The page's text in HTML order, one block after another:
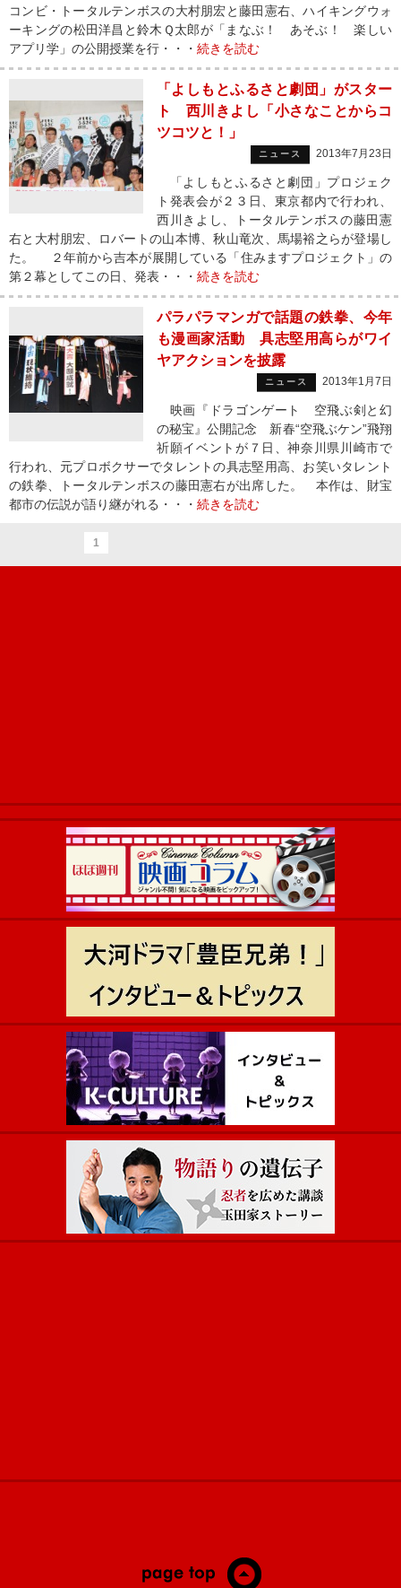
コンビ・トータルテンボスの大村朋宏と藤田憲右、ハイキングウォ
ーキングの松田洋昌と鈴木Ｑ太郎が「まなぶ！ あそぶ！ 楽しい
アプリ学」の公開授業を行・・・ 続きを読む
「よしもとふるさと劇団」がスター
ト 西川きよし「小さなことからコ
ツコツと！」
ニュース 2013年7月23日
「よしもとふるさと劇団」プロジェク
ト発表会が２３日、東京都内で行われ、
西川きよし、トータルテンボスの藤田憲
右と大村朋宏、ロバートの山本博、秋山竜次、馬場裕之らが登場し
た。 ２年前から吉本が展開している「住みますプロジェクト」の
第２幕としてこの日、発表・・・ 続きを読む
パラパラマンガで話題の鉄拳、今年
も漫画家活動 具志堅用高らがワイ
ヤアクションを披露
ニュース 2013年1月7日
映画『ドラゴンゲート 空飛ぶ剣と幻
の秘宝』公開記念 新春“空飛ぶケン”飛翔
祈願イベントが７日、神奈川県川崎市で
行われ、元プロボクサーでタレントの具志堅用高、お笑いタレント
の鉄拳、トータルテンボスの藤田憲右が出席した。 本作は、財宝
都市の伝説が語り継がれる・・・ 続きを読む
1